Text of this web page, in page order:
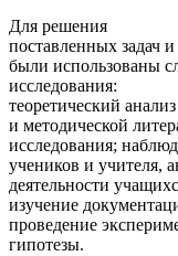
Для решения
поставленных задач
были использованы
исследования:
теоретический
и методической
исследования;
учеников и учителя,
деятельности
изучение
проведение
гипотезы.